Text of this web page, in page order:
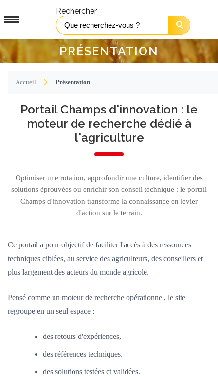
Rechercher
PRÉSENTATION
Accueil Présentation
Portail Champs d'innovation : le
moteur de recherche dédié à
l'agriculture
Optimiser une rotation, approfondir une culture, identifier des
solutions éprouvées ou enrichir son conseil technique : le portail
Champs d'innovation transforme la connaissance en levier
d'action sur le terrain.
Ce portail a pour objectif de faciliter l'accès à des ressources
techniques ciblées, au service des agriculteurs, des conseillers et
plus largement des acteurs du monde agricole.
Pensé comme un moteur de recherche opérationnel, le site
regroupe en un seul espace :
des retours d'expériences,
des références techniques,
des solutions testées et validées.